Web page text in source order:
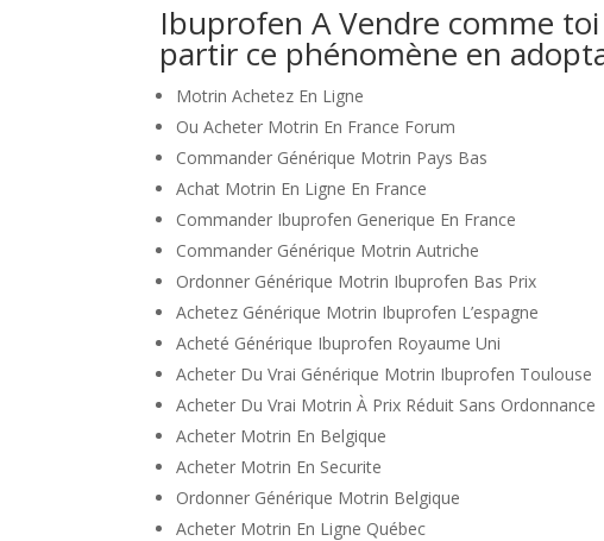
Ibuprofen A Vendre comme
partir ce phénomène en
Motrin Achetez En Ligne
Ou Acheter Motrin En France Forum
Commander Générique Motrin Pays Bas
Achat Motrin En Ligne En France
Commander Ibuprofen Generique En France
Commander Générique Motrin Autriche
Ordonner Générique Motrin Ibuprofen Bas Prix
Achetez Générique Motrin Ibuprofen L’espagne
Acheté Générique Ibuprofen Royaume Uni
Acheter Du Vrai Générique Motrin Ibuprofen Toulouse
Acheter Du Vrai Motrin À Prix Réduit Sans Ordonnance
Acheter Motrin En Belgique
Acheter Motrin En Securite
Ordonner Générique Motrin Belgique
Acheter Motrin En Ligne Québec